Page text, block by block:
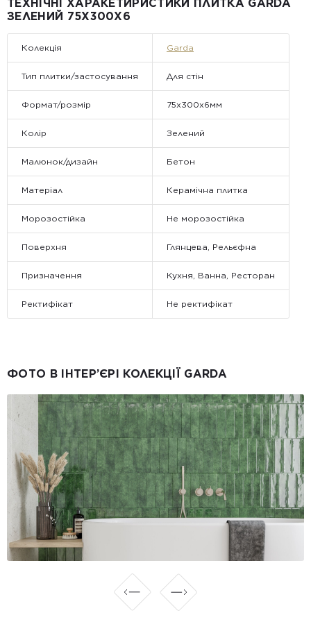
• Відвантаження здійснюється виключно у робочі дні. У суботу,
неділю та святкові дні замовлення не обробляються та не
ТЕХНІЧНІ ХАРАКЕТИРИСТИКИ ПЛИТКА GARDA
ЗЕЛЕНИЙ 75X300X6
Колекція Garda
Тип плитки/застосування Для стін
Формат/розмір 75x300x6мм
Колір Зелений
Малюнок/дизайн Бетон
Матеріал Керамічна плитка
Морозостійка Не морозостійка
Поверхня Глянцева, Рельєфна
Призначення Кухня, Ванна, Ресторан
Ректифікат Не ректифікат
ФОТО В ІНТЕР’ЄРІ КОЛЕКЦІЇ GARDA